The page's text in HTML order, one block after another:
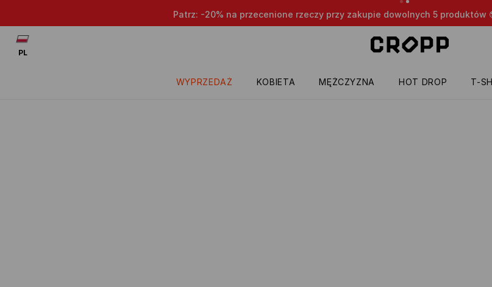
Patrz: -20% na przecenione rzeczy przy zakupie dowolnych 5 produktów
WYPRZEDAŻ KOBIETA MĘŻCZYZNA HOT DROP T-
PL